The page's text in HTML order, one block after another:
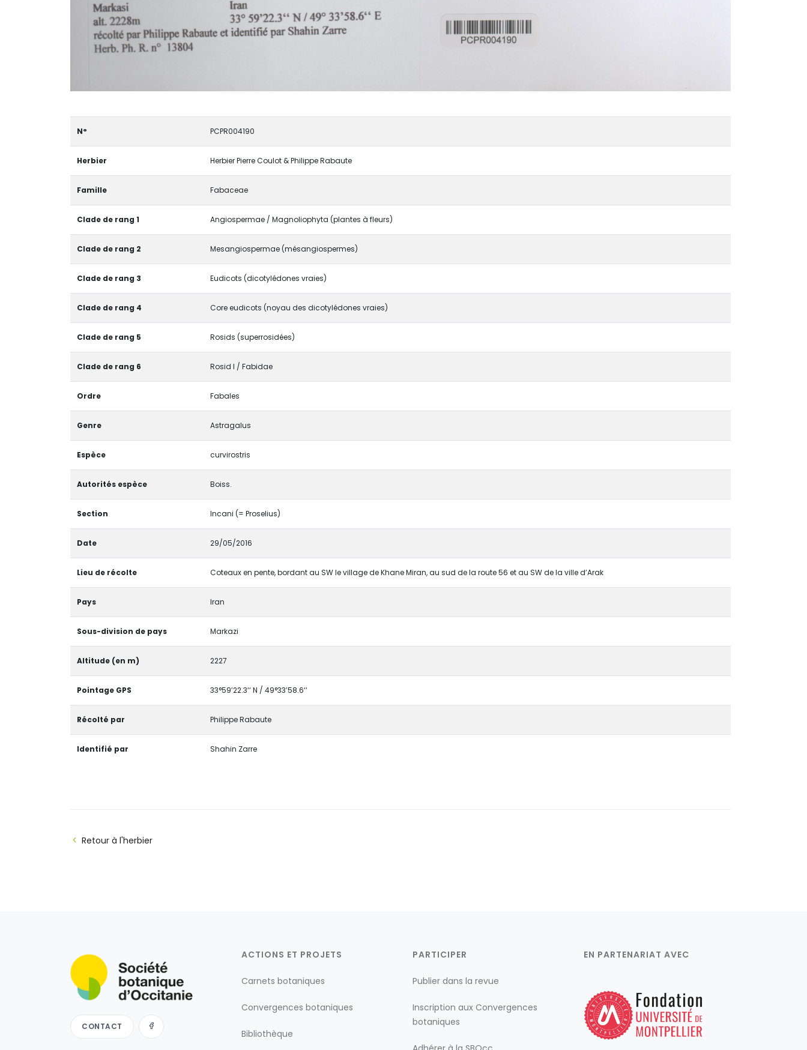
N° PCPR004190
Herbier Herbier Pierre Coulot & Philippe Rabaute
Famille Fabaceae
Clade de rang 1 Angiospermae / Magnoliophyta (plantes à fleurs)
Clade de rang 2 Mesangiospermae (mésangiospermes)
Clade de rang 3 Eudicots (dicotylédones vraies)
Clade de rang 4 Core eudicots (noyau des dicotylédones vraies)
Clade de rang 5 Rosids (superrosidées)
Clade de rang 6 Rosid I / Fabidae
Ordre Fabales
Genre Astragalus
Espèce curvirostris
Autorités espèce Boiss.
Section Incani (= Proselius)
Date 29/05/2016
Lieu de récolte Coteaux en pente, bordant au SW le village de Khane Miran, au sud de la route 56 et au SW de la ville d’Arak
Pays Iran
Sous-division de pays Markazi
Altitude (en m) 2227
Pointage GPS 33°59’22.3‘‘ N / 49°33’58.6‘‘
Récolté par Philippe Rabaute
Identifié par Shahin Zarre
Retour à l'herbier
CONTACT
ACTIONS ET PROJETS
Carnets botaniques
Convergences botaniques
Bibliothèque
PARTICIPER
Publier dans la revue
Inscription aux Convergences
botaniques
EN PARTENARIAT AVEC